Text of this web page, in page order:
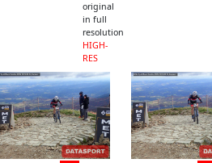
original
in full
resolution
HIGH-
RES